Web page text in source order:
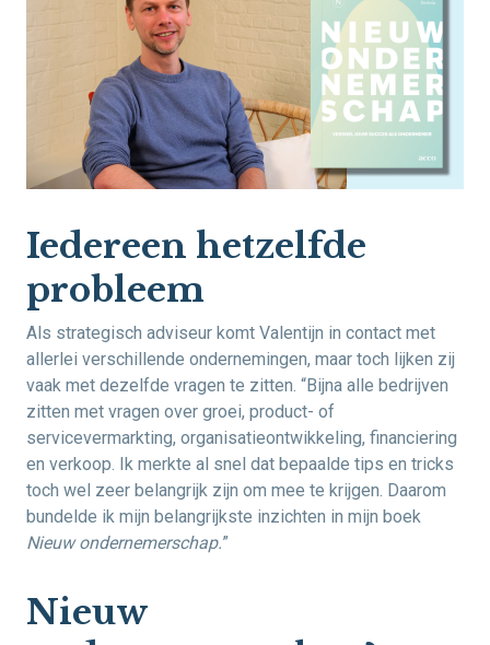
Iedereen hetzelfde
probleem
Als strategisch adviseur komt Valentijn in contact met
allerlei verschillende ondernemingen, maar toch lijken zij
vaak met dezelfde vragen te zitten. “Bijna alle bedrijven
zitten met vragen over groei, product- of
servicevermarkting, organisatieontwikkeling, financiering
en verkoop. Ik merkte al snel dat bepaalde tips en tricks
toch wel zeer belangrijk zijn om mee te krijgen. Daarom
bundelde ik mijn belangrijkste inzichten in mijn boek
Nieuw ondernemerschap.”
Nieuw